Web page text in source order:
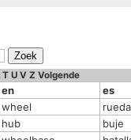
T U V Z Volgende
en
es
wheel
rueda
hub
buje